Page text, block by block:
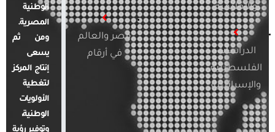
والإقليمية
الدراسات
الفلسطينية
والإسرائيلية
مصر والعالم
في أرقام
الوطنية
المصرية.
ومن ثم
يسعى
إنتاج المركز
لتغطية
الأولويات
الوطنية،
وتوفير رؤية